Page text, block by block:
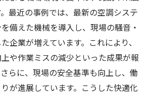
最近の事例では、最新の空調システ
備えた機械を導入し、現場の騒音・
企業が増えています。これにより、
や作業ミスの減少といった成果が報
らに、現場の安全基準も向上し、働
が進展しています。こうした快適化